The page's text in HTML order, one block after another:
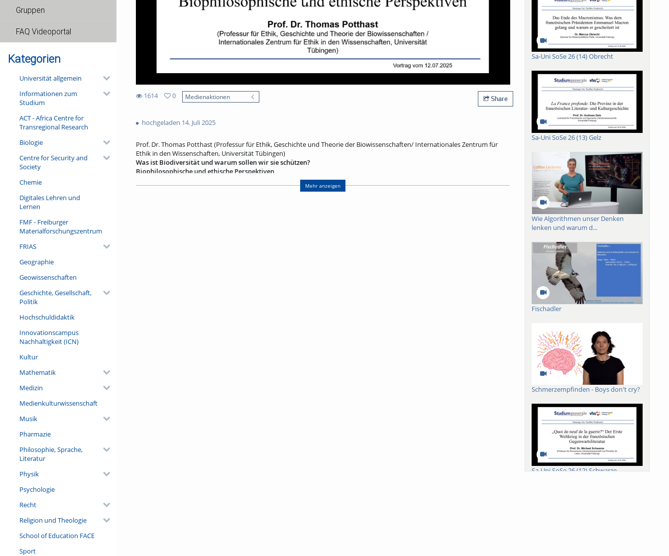
Gruppen
FAQ Videoportal
Kategorien
Universität allgemein
Informationen zum
Studium
ACT - Africa Centre for
Transregional Research
Biologie
Centre for Security and
Society
Chemie
Digitales Lehren und
Lernen
FMF - Freiburger
Materialforschungszentrum
FRIAS
Geographie
Geowissenschaften
Geschichte, Gesellschaft,
Politik
Hochschuldidaktik
Innovationscampus
Nachhaltigkeit (ICN)
Kultur
Mathematik
Medizin
Medienkulturwissenschaft
Musik
Pharmazie
Philosophie, Sprache,
Literatur
Physik
Psychologie
Recht
Religion und Theologie
School of Education FACE
Sport
1614
views
0
Medienaktionen Share
hochgeladen 14. Juli 2025
Prof. Dr. Thomas Potthast (Professur für Ethik, Geschichte und Theorie der Biowissenschaften/ Internationales Zentrum für
Ethik in den Wissenschaften, Universität Tübingen)
Was ist Biodiversität und warum sollen wir sie schützen?
Biophilosophische und ethische Perspektiven
Wir leben in Zeiten (auch) einer Biodiversitätskrise. Doch was genau meint der Ausdruck „Biodiversität“, der erst in den spätern
1980er Jahren geprägt wurde? Umfasst er das Leben an sich, alle Lebensformen, alle Spezies und Ökosysteme? Aus Perspektive
Mehr anzeigen
Sa-Uni SoSe 26 (14) Obrecht
Sa-Uni SoSe 26 (13) Gelz
Wie Algorithmen unser Denken
lenken und warum d...
Fischadler
Schmerzempfinden - Boys don't cry?
Sa-Uni SoSe 26 (12) Schwarze